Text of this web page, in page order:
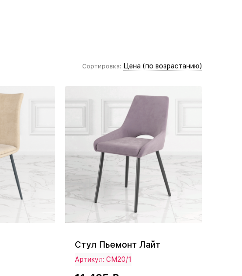
Сортировка: Цена (по возрастанию)
Стул Пьемонт Лайт
Артикул: СМ20/1